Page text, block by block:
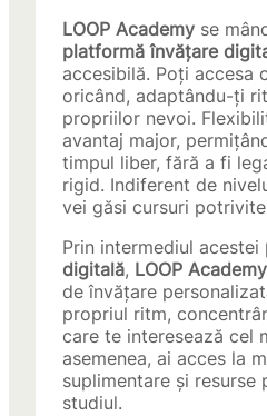
LOOP Academy se
platformă învățare
accesibilă. Poți accesa
oricând, adaptându-ți
propriilor nevoi.
avantaj major,
timpul liber, fără a fi
rigid. Indiferent de
vei găsi cursuri
Prin intermediul acestei
digitală, LOOP Academy
de învățare
propriul ritm,
care te interesează cel
asemenea, ai acces la
suplimentare și
studiul.